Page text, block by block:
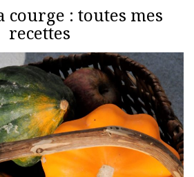
: toutes mes
recettes